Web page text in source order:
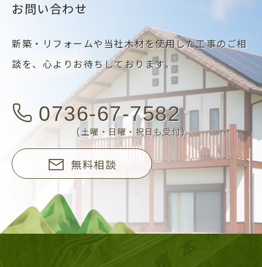
お問い合わせ
新築・リフォームや当社木材を使用した工事のご相
談を、 心よりお待ちしております。
0736-67-7582
(土曜・日曜・祝日も受付)
無料相談